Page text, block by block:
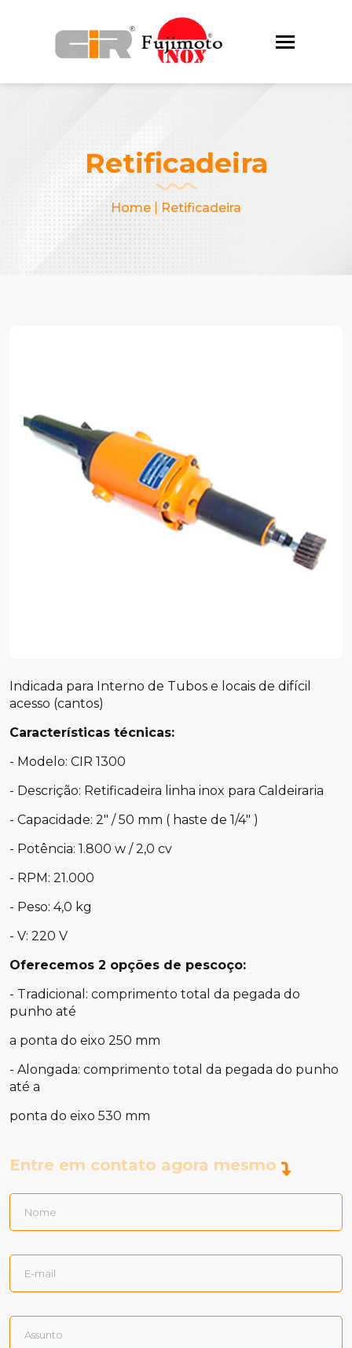
Retificadeira
Home Retificadeira
Indicada para Interno de Tubos e locais de difícil
acesso (cantos)
Características técnicas:
- Modelo: CIR 1300
- Descrição: Retificadeira linha inox para Caldeiraria
- Capacidade: 2" / 50 mm ( haste de 1/4" )
- Potência: 1.800 w / 2,0 cv
- RPM: 21.000
- Peso: 4,0 kg
- V: 220 V
Oferecemos 2 opções de pescoço:
- Tradicional: comprimento total da pegada do
punho até
a ponta do eixo 250 mm
- Alongada: comprimento total da pegada do punho
até a
ponta do eixo 530 mm
Entre em contato agora mesmo